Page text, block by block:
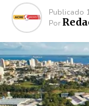
Publicado
Por